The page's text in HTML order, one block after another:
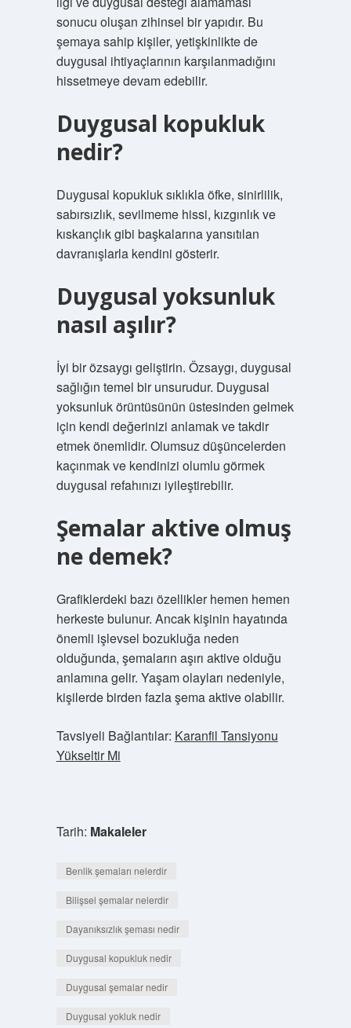
sonucu oluşan zihinsel bir yapıdır. Bu
şemaya sahip kişiler, yetişkinlikte de
duygusal ihtiyaçlarının karşılanmadığını
hissetmeye devam edebilir.
Duygusal kopukluk
nedir?
Duygusal kopukluk sıklıkla öfke, sinirlilik,
sabırsızlık, sevilmeme hissi, kızgınlık ve
kıskançlık gibi başkalarına yansıtılan
davranışlarla kendini gösterir.
Duygusal yoksunluk
nasıl aşılır?
İyi bir özsaygı geliştirin. Özsaygı, duygusal
sağlığın temel bir unsurudur. Duygusal
yoksunluk örüntüsünün üstesinden gelmek
için kendi değerinizi anlamak ve takdir
etmek önemlidir. Olumsuz düşüncelerden
kaçınmak ve kendinizi olumlu görmek
duygusal refahınızı iyileştirebilir.
Şemalar aktive olmuş
ne demek?
Grafiklerdeki bazı özellikler hemen hemen
herkeste bulunur. Ancak kişinin hayatında
önemli işlevsel bozukluğa neden
olduğunda, şemaların aşırı aktive olduğu
anlamına gelir. Yaşam olayları nedeniyle,
kişilerde birden fazla şema aktive olabilir.
Tavsiyeli Bağlantılar: Karanfil Tansiyonu
Yükseltir Mi
Tarih: Makaleler
Benlik şemaları nelerdir
Bilişsel şemalar nelerdir
Dayanıksızlık şeması nedir
Duygusal kopukluk nedir
Duygusal şemalar nedir
Duygusal yokluk nedir